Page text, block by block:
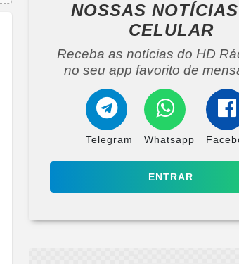
NOSSAS NOTÍCIAS
CELULAR
Receba as notícias do HD
no seu app favorito de
Telegram Whatsapp
ENTRAR